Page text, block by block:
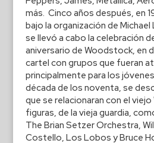
más. Cinco años después, en
bajo la organización de Michael
se llevó a cabo la celebración
aniversario de Woodstock, en
cartel con grupos que fueran
principalmente para los
década de los noventa, se
que se relacionaran con el
figuras, de la vieja guardia,
The Brian Setzer Orchestra,
Costello, Los Lobos y Bruce